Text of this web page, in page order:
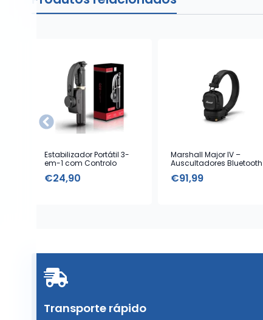
Estabilizador Portátil 3-
em-1 com Controlo
€24,90
Marshall Major IV –
Auscultadores Bluetooth
€91,99
Transporte rápido